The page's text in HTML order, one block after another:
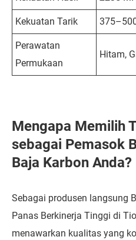
Kekuatan Tarik
Perawatan
Permukaan
Hitam,
Mengapa Memilih
sebagai Pemasok
Baja Karbon Anda?
Sebagai produsen langsung
Panas Berkinerja Tinggi di
menawarkan kualitas yang